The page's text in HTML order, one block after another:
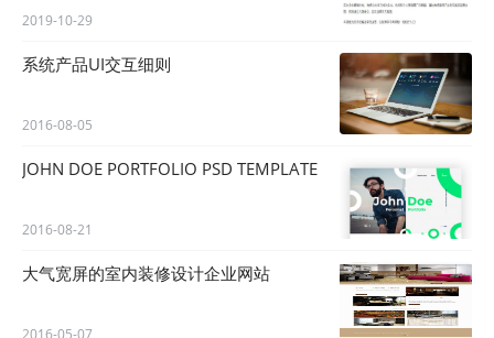
2019-10-29
系统产品UI交互细则
2016-08-05
JOHN DOE PORTFOLIO PSD TEMPLATE
2016-08-21
大气宽屏的室内装修设计企业网站